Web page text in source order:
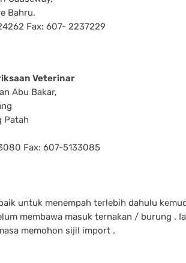
Bahru.
Fax: 607- 2237229
Veterinar
Abu Bakar,
Patah
Fax: 607-5133085
untuk menempah terlebih dahulu
membawa masuk ternakan / burung .
memohon sijil import .